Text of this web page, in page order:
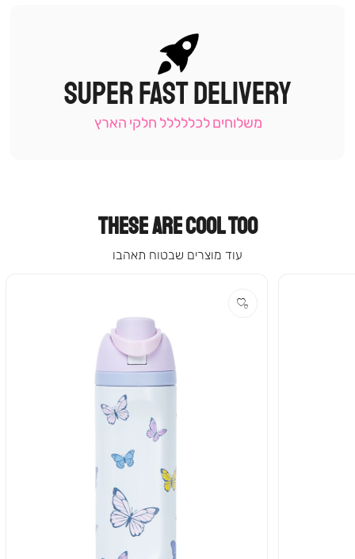
|
תומכי
-
SUPER FAST DELIVERY
משלוחים לכללללל חלקי הארץ
THESE ARE COOL TOO
עוד מוצרים שבטוח תאהבו